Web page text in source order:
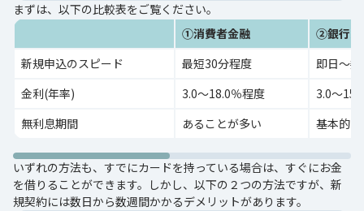
まずは、以下の比較表をご覧ください。
①消費者金融
②銀行カ
新規申込のスピード
最短30分程度
即日〜
金利(年率)
3.0〜18.0％程度
3.0〜
無利息期間
あることが多い 基本的
いずれの方法も、すでにカードを持っている場合は、すぐにお金
を借りることができます。しかし、以下の２つの方法ですが、新
規契約には数日から数週間かかるデメリットがあります。